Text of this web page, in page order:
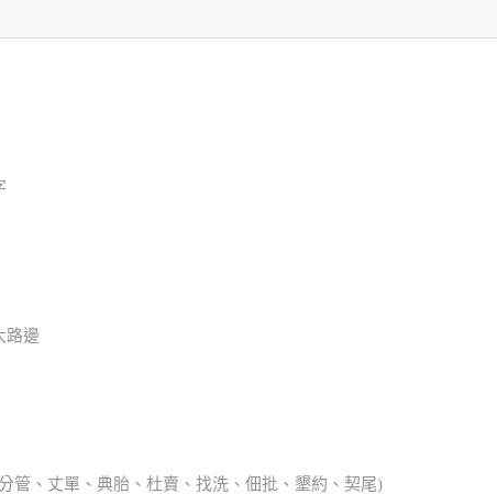
路邊
管、丈單、典胎、杜賣、找洗、佃批、墾約、契尾)